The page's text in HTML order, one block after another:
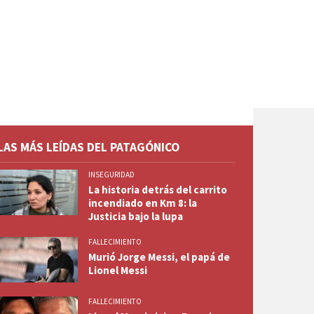
MÁS LEÍDAS DEL PATAGÓNICO
INSEGURIDAD
La historia detrás del carrito
incendiado en Km 8: la
Justicia bajo la lupa
FALLECIMIENTO
Murió Jorge Messi, el papá de
Lionel Messi
FALLECIMIENTO